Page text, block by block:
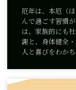
厄年は、本厄（
んで過ごす習慣
は、家族的にも
謝と、身体健全
人と喜びをわか